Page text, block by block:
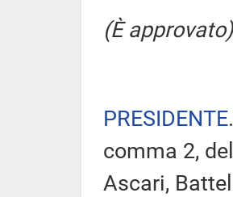
(È approvato)
PRESIDENTE
comma 2,
Ascari,